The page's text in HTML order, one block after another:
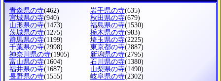
青森県の寺(462) 岩手県の寺(635)
宮城県の寺(940) 秋田県の寺(679)
山形県の寺(1473) 福島県の寺(1530)
茨城県の寺(1275) 栃木県の寺(983)
群馬県の寺(1199) 埼玉県の寺(2225)
千葉県の寺(2998) 東京都の寺(2887)
神奈川県の寺(1905) 新潟県の寺(2795)
富山県の寺(1604) 石川県の寺(1380)
福井県の寺(1687) 山梨県の寺(1490)
長野県の寺(1555) 岐阜県の寺(2302)